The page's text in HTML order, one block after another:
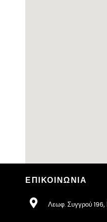
ΕΠΙΚΟΙΝΩΝΙΑ
Λεωφ. Συγγρού 196,